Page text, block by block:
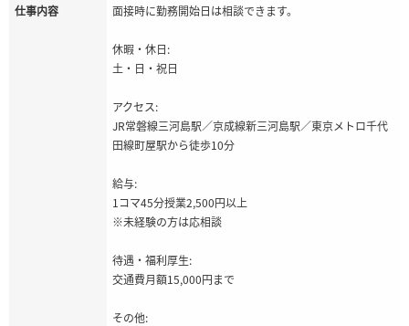
仕事内容
面接時に勤務開始日は相談できます。
休暇・休日:
土・日・祝日
アクセス:
JR常磐線三河島駅／京成線新三河島駅／東京メトロ千代
田線町屋駅から徒歩10分
給与:
1コマ45分授業2,500円以上
※未経験の方は応相談
待遇・福利厚生:
交通費月額15,000円まで
その他: